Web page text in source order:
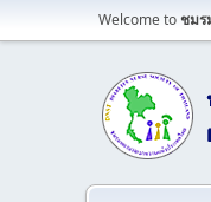
Welcome toชมร